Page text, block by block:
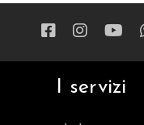
I servizi